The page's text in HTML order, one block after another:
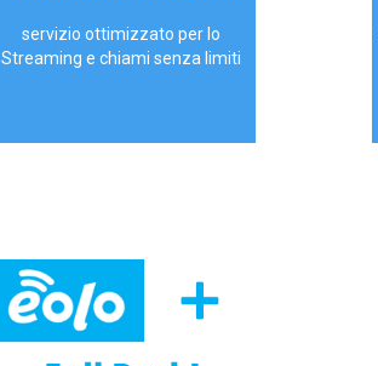
servizio ottimizzato per lo
Streaming e chiami senza limiti